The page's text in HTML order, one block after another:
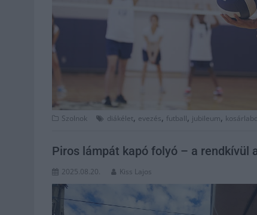
Szolnok diákélet, evezés, futball, jubileum,
Piros lámpát kapó folyó – a rendkívül
2025.08.20. Kiss Lajos